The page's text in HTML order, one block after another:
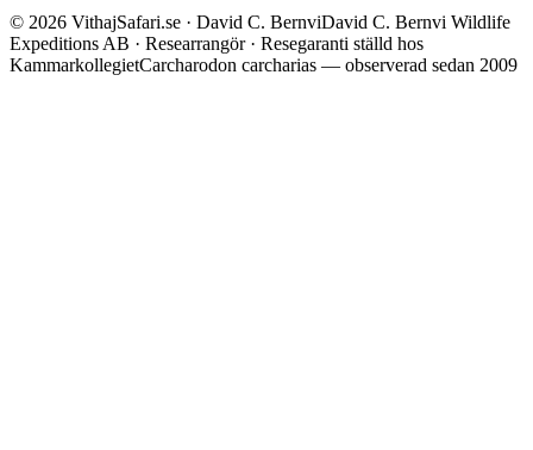
© 2026 VithajSafari.se · David C. BernviDavid C. Bernvi Wildlife
Expeditions AB · Researrangör · Resegaranti ställd hos
KammarkollegietCarcharodon carcharias — observerad sedan 2009